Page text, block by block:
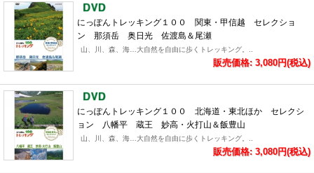
にっぽんトレッキング１００ 関東・甲信越 セレクショ
ン 那須岳 奥日光 佐渡島＆尾瀬
山、川、森、海…大自然を自由に歩くトレッキング。..
販売価格: 3,080円(税込)
にっぽんトレッキング１００ 北海道・東北ほか セレクシ
ョン 八幡平 蔵王 妙高・火打山＆飯豊山
山、川、森、海…大自然を自由に歩くトレッキング。..
販売価格: 3,080円(税込)